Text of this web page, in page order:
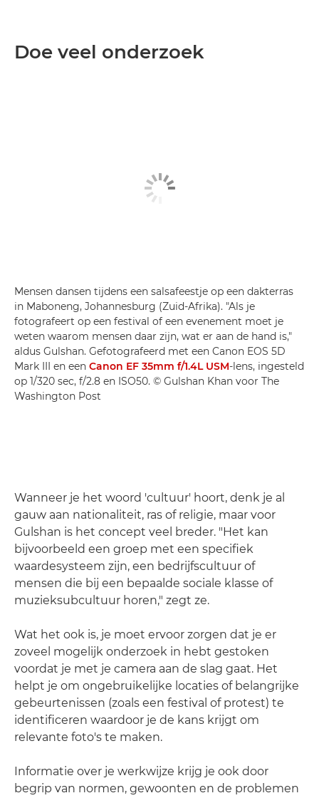
Doe veel onderzoek
Mensen dansen tijdens een salsafeestje op een dakterras
in Maboneng, Johannesburg (Zuid-Afrika). "Als je
fotografeert op een festival of een evenement moet je
weten waarom mensen daar zijn, wat er aan de hand is,"
aldus Gulshan. Gefotografeerd met een Canon EOS 5D
Mark III en een Canon EF 35mm f/1.4L USM-lens, ingesteld
op 1/320 sec, f/2.8 en ISO50. © Gulshan Khan voor The
Washington Post
Wanneer je het woord 'cultuur' hoort, denk je al
gauw aan nationaliteit, ras of religie, maar voor
Gulshan is het concept veel breder. "Het kan
bijvoorbeeld een groep met een specifiek
waardesysteem zijn, een bedrijfscultuur of
mensen die bij een bepaalde sociale klasse of
muzieksubcultuur horen," zegt ze.
Wat het ook is, je moet ervoor zorgen dat je er
zoveel mogelijk onderzoek in hebt gestoken
voordat je met je camera aan de slag gaat. Het
helpt je om ongebruikelijke locaties of belangrijke
gebeurtenissen (zoals een festival of protest) te
identificeren waardoor je de kans krijgt om
relevante foto's te maken.
Informatie over je werkwijze krijg je ook door
begrip van normen, gewoonten en de problemen